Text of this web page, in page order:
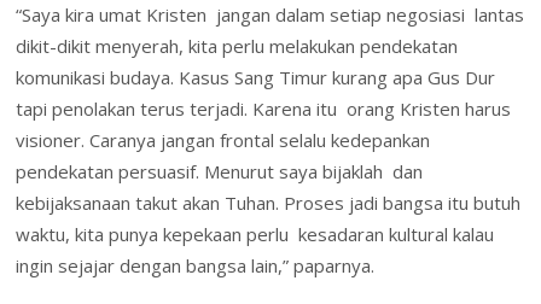
“Saya kira umat Kristen jangan dalam setiap negosiasi lantas
dikit-dikit menyerah, kita perlu melakukan pendekatan
komunikasi budaya. Kasus Sang Timur kurang apa Gus Dur
tapi penolakan terus terjadi. Karena itu orang Kristen harus
visioner. Caranya jangan frontal selalu kedepankan
pendekatan persuasif. Menurut saya bijaklah dan
kebijaksanaan takut akan Tuhan. Proses jadi bangsa itu butuh
waktu, kita punya kepekaan perlu kesadaran kultural kalau
ingin sejajar dengan bangsa lain,” paparnya.